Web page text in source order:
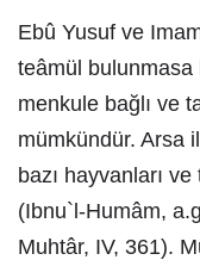
Ebû Yusuf ve
teâmül bulunmasa
menkule bağlı ve
mümkündür. Arsa
bazı hayvanları
(Ibnu`l-Humâm,
Muhtâr, IV, 361).